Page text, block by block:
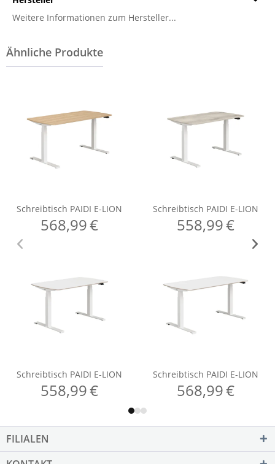
Weitere Informationen zum Hersteller...
FILIALEN